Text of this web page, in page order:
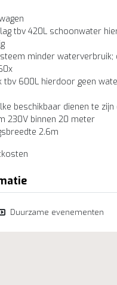
tbv 420L schoonwater
minder waterverbruik;
tbv 600L hierdoor geen
beschikbaar dienen te
230V binnen 20 meter
2.6m
Duurzame evenementen